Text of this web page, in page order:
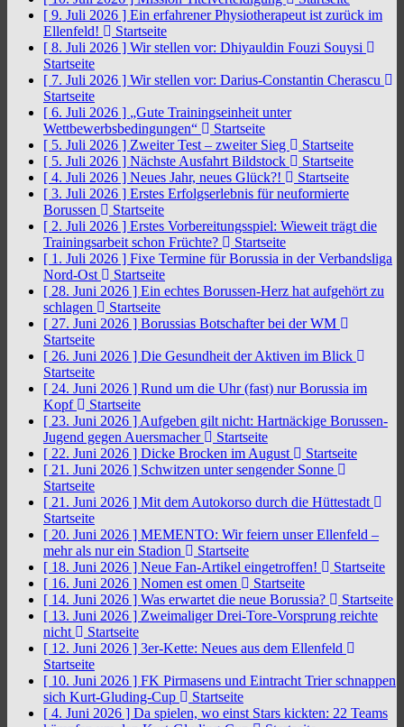
[ 9. Juli 2026 ] Ein erfahrener Physiotherapeut ist zurück im
Ellenfeld!
Startseite
[ 8. Juli 2026 ] Wir stellen vor: Dhiyauldin Fouzi Souysi
Startseite
[ 7. Juli 2026 ] Wir stellen vor: Darius-Constantin Cherascu
Startseite
[ 6. Juli 2026 ] „Gute Trainingseinheit unter
Wettbewerbsbedingungen“
Startseite
[ 5. Juli 2026 ] Zweiter Test – zweiter Sieg
Startseite
[ 5. Juli 2026 ] Nächste Ausfahrt Bildstock
Startseite
[ 4. Juli 2026 ] Neues Jahr, neues Glück?!
Startseite
[ 3. Juli 2026 ] Erstes Erfolgserlebnis für neuformierte
Borussen
Startseite
[ 2. Juli 2026 ] Erstes Vorbereitungsspiel: Wieweit trägt die
Trainingsarbeit schon Früchte?
Startseite
[ 1. Juli 2026 ] Fixe Termine für Borussia in der Verbandsliga
Nord-Ost
Startseite
[ 28. Juni 2026 ] Ein echtes Borussen-Herz hat aufgehört zu
schlagen
Startseite
[ 27. Juni 2026 ] Borussias Botschafter bei der WM
Startseite
[ 26. Juni 2026 ] Die Gesundheit der Aktiven im Blick
Startseite
[ 24. Juni 2026 ] Rund um die Uhr (fast) nur Borussia im
Kopf
Startseite
[ 23. Juni 2026 ] Aufgeben gilt nicht: Hartnäckige Borussen-
Jugend gegen Auersmacher
Startseite
[ 22. Juni 2026 ] Dicke Brocken im August
Startseite
[ 21. Juni 2026 ] Schwitzen unter sengender Sonne
Startseite
[ 21. Juni 2026 ] Mit dem Autokorso durch die Hüttestadt
Startseite
[ 20. Juni 2026 ] MEMENTO: Wir feiern unser Ellenfeld –
mehr als nur ein Stadion
Startseite
[ 18. Juni 2026 ] Neue Fan-Artikel eingetroffen!
Startseite
[ 16. Juni 2026 ] Nomen est omen
Startseite
[ 14. Juni 2026 ] Was erwartet die neue Borussia?
Startseite
[ 13. Juni 2026 ] Zweimaliger Drei-Tore-Vorsprung reichte
nicht
Startseite
[ 12. Juni 2026 ] 3er-Kette: Neues aus dem Ellenfeld
Startseite
[ 10. Juni 2026 ] FK Pirmasens und Eintracht Trier schnappen
sich Kurt-Gluding-Cup
Startseite
[ 4. Juni 2026 ] Da spielen, wo einst Stars kickten: 22 Teams